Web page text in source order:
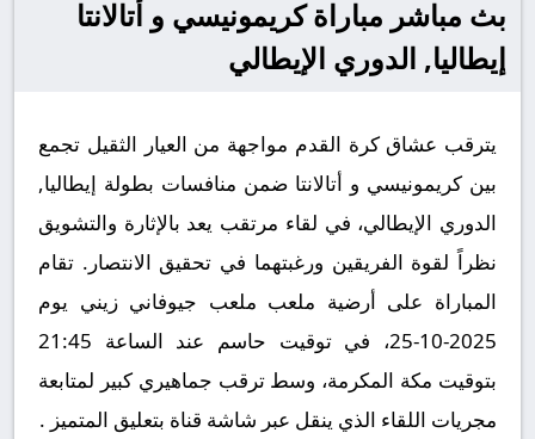
بث مباشر مباراة كريمونيسي و أتالانتا
إيطاليا, الدوري الإيطالي
يترقب عشاق كرة القدم مواجهة من العيار الثقيل تجمع
بين كريمونيسي و أتالانتا ضمن منافسات بطولة إيطاليا,
الدوري الإيطالي، في لقاء مرتقب يعد بالإثارة والتشويق
نظراً لقوة الفريقين ورغبتهما في تحقيق الانتصار. تقام
المباراة على أرضية ملعب ملعب جيوفاني زيني يوم
2025-10-25، في توقيت حاسم عند الساعة 21:45
بتوقيت مكة المكرمة، وسط ترقب جماهيري كبير لمتابعة
مجريات اللقاء الذي ينقل عبر شاشة قناة بتعليق المتميز .